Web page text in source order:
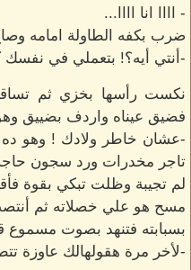
- اااا انا اااا...
ضرب بكفه الطاولة امامه
-أنتي أيه؟! بتعملي في نفسك
نكست رأسها بخزي ثم
فضيق عيناه واردف بضييق
-عشان خاطر ولادك ! وهو ده
تاجر مخدرات ورد سجون
لم تجيبة وظلت تبكي بقوة
مسح هو علي خصلاته ثم
بسبابته فتنهد بصوت مسموع
-لأخر مرة هقولهالك عاوزة